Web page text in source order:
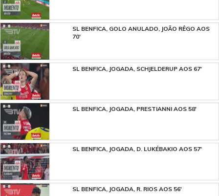
SL BENFICA, GOLO ANULADO, JOÃO RÊGO AOS
70'
SL BENFICA, JOGADA, SCHJELDERUP AOS 67'
SL BENFICA, JOGADA, PRESTIANNI AOS 58'
SL BENFICA, JOGADA, D. LUKÉBAKIO AOS 57'
SL BENFICA, JOGADA, R. RIOS AOS 56'